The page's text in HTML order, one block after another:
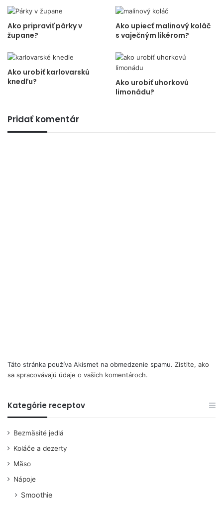
Ako pripraviť párky v
župane?
Ako upiecť malinový koláč
s vaječným likérom?
Ako urobiť karlovarskú
knedľu?
Ako urobiť uhorkovú
limonádu?
Pridať komentár
Táto stránka používa Akismet na obmedzenie spamu. Zistite, ako
sa spracovávajú údaje o vašich komentároch.
Kategórie receptov
Bezmäsité jedlá
Koláče a dezerty
Mäso
Nápoje
Smoothie